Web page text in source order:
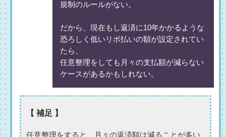
規制のルールがない。
だから、現在もし返済に10年かかるような
恐ろしく低いリボ払いの額が設定されてい
たら、
任意整理をしても月々の支払額が減らない
ケースがあるかもしれない。
【 補足 】
任意整理をすると、月々の返済額は減ることが多い